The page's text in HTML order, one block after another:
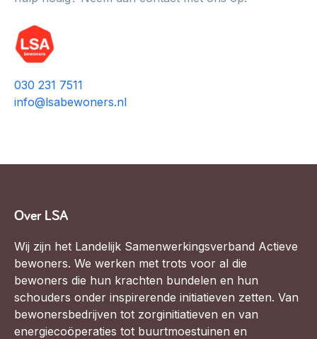
Vrijwilligers en medewerkers
Werving, contracten en vergoedingen, betaalde krachten
>
Huren of kopen, maatschappelijk vastgoed,
ontmoetingsplekken >
Community building en ABCD, welkomstcultuur >
Zorgzame gemeenschappen
Betrokken buurten, contact stimuleren, netwerken
uitbreiden >
Wijkaanpak
Werken aan de wijk, ABCD, WijkWijzer >
Bijeenkomsten
Lid worden
030 231 7511
030 231 7511
info@lsabewoners.nl
Over LSA
Wij zijn het Landelijk Samenwerkingsverband Actieve
bewoners. We werken met trots voor al die
bewoners die hun krachten bundelen en hun
schouders onder inspirerende initiatieven zetten. Van
bewonersbedrijven tot zorginitiatieven en van
energiecoöperaties tot buurtmoestuinen en